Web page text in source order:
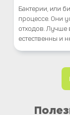
Бактерии, или
процессе. Они
отходов. Лучше
естественны и